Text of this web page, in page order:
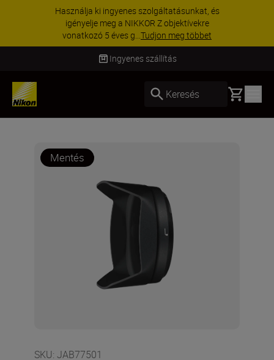
Használja ki ingyenes szolgáltatásunkat, és
igényelje meg a NIKKOR Z objektívekre
vonatkozó 5 éves g...Tudjon meg többet
Ingyenes szállítás
Keresés Basket
Mentés
SKU: JAB77501